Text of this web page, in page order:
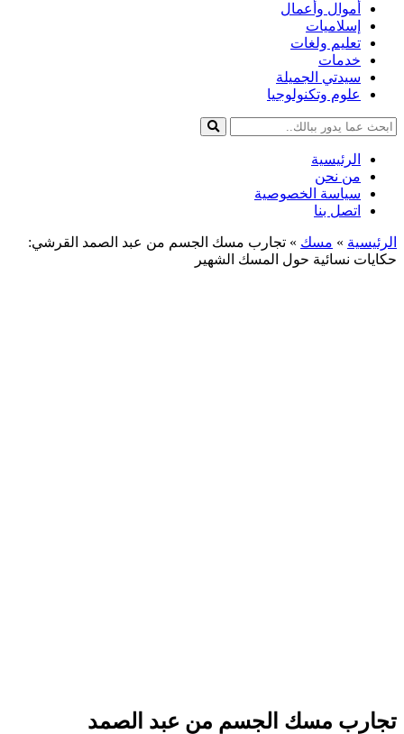
أموال وأعمال
إسلاميات
تعليم ولغات
خدمات
سيدتي الجميلة
علوم وتكنولوجيا
الرئيسية
من نحن
سياسة الخصوصية
اتصل بنا
الرئيسية » مسك » تجارب مسك الجسم من عبد الصمد القرشي:
حكايات نسائية حول المسك الشهير
تجارب مسك الجسم من عبد الصمد